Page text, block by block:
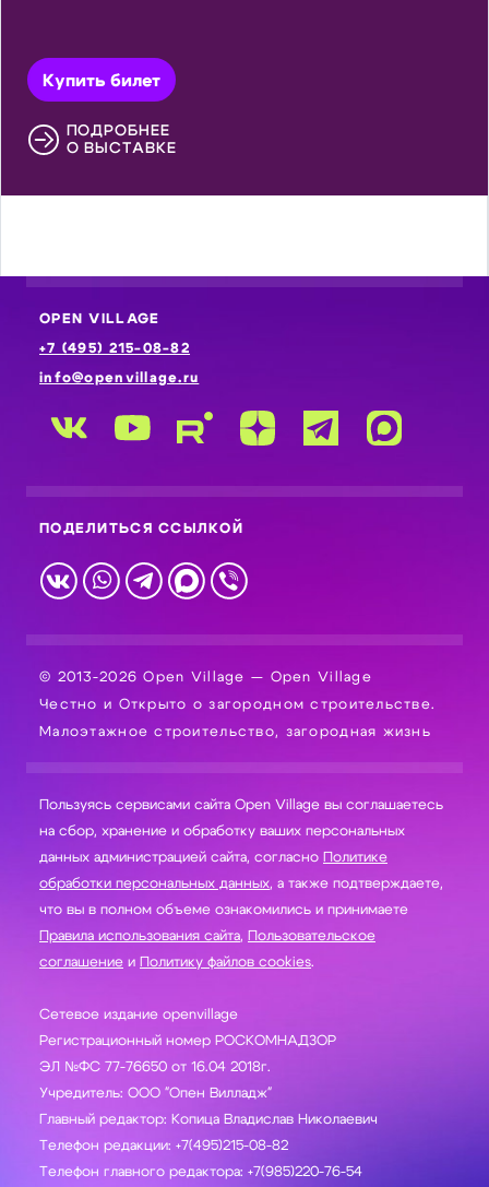
Купить билет
ПОДРОБНЕЕ
О ВЫСТАВКЕ
OPEN VILLAGE
+7 (495) 215-08-82
info@openvillage.ru
ПОДЕЛИТЬСЯ ССЫЛКОЙ
© 2013-2026 Open Village — Open Village
Честно и Открыто о загородном строительстве.
Малоэтажное строительство, загородная жизнь
Пользуясь сервисами сайта Open Village вы соглашаетесь
на сбор, хранение и обработку ваших персональных
данных администрацией сайта, согласно Политике
обработки персональных данных, а также подтверждаете,
что вы в полном объеме ознакомились и принимаете
Правила использования сайта, Пользовательское
соглашение и Политику файлов cookies.
Сетевое издание openvillage
Регистрационный номер РОСКОМНАДЗОР
ЭЛ №ФС 77-76650 от 16.04 2018г.
Учредитель: ООО "Опен Вилладж"
Главный редактор: Копица Владислав Николаевич
Телефон редакции: +7(495)215-08-82
Телефон главного редактора: +7(985)220-76-54